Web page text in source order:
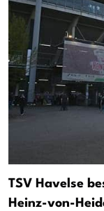
TSV Havelse
Heinz-von-